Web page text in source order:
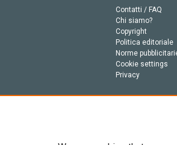
Contatti / FAQ
Chi siamo?
Copyright
Politica editoriale
Norme
Cookie settings
Privacy